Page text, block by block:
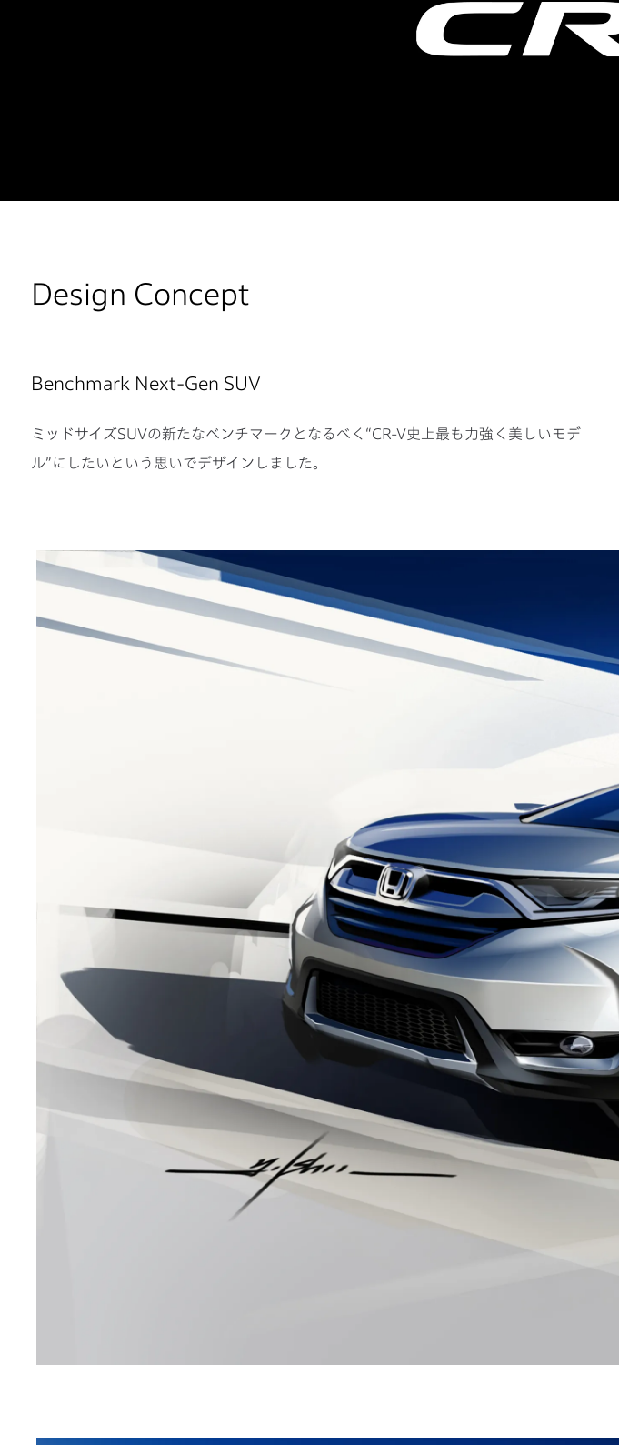
Design Concept
Benchmark Next-Gen SUV
ミッドサイズSUVの新たなベンチマークとなるべく“CR-V史上最も力強く美しいモデ
ル”にしたいという思いでデザインしました。